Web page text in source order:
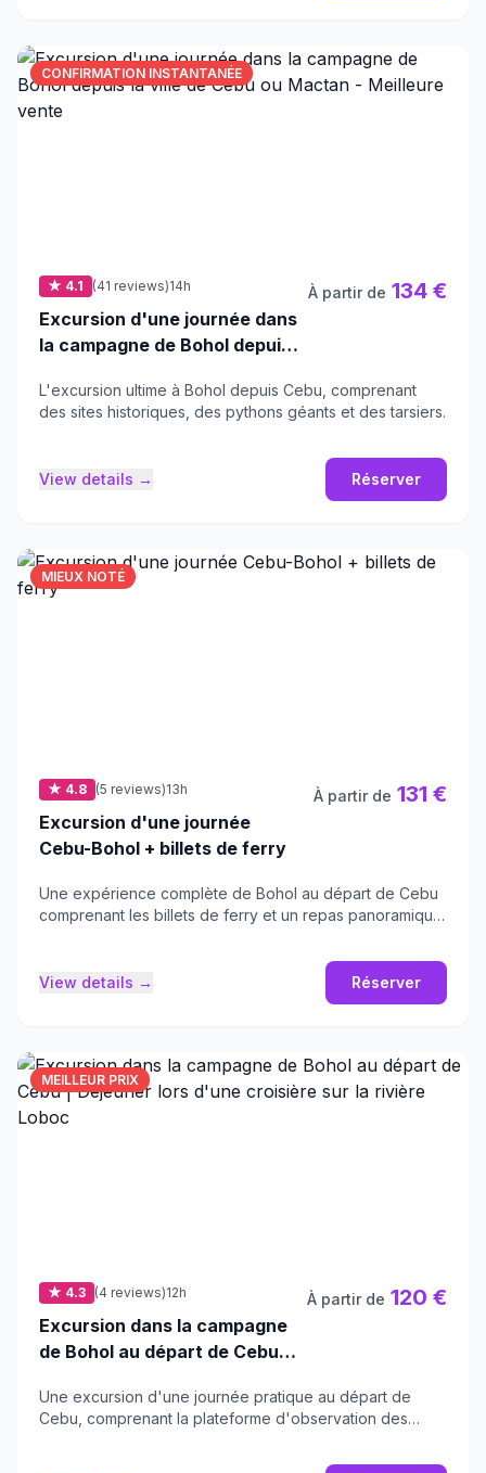
CONFIRMATION INSTANTANÉE
★ 4.1 (41 reviews)14h
Excursion d'une journée dans
la campagne de Bohol depuis
Meilleure vente
À partir de 134 €
L'excursion ultime à Bohol depuis Cebu, comprenant
des sites historiques, des pythons géants et des tarsiers.
View details → Réserver
MIEUX NOTÉ
★ 4.8 (5 reviews)13h
Excursion d'une journée
Cebu-Bohol + billets de ferry
À partir de 131 €
Une expérience complète de Bohol au départ de Cebu
comprenant les billets de ferry et un repas panoramique
View details → Réserver
MEILLEUR PRIX
★ 4.3 (4 reviews)12h
Excursion dans la campagne
de Bohol au départ de Cebu |
sur la rivière Loboc
À partir de 120 €
Une excursion d'une journée pratique au départ de
Cebu, comprenant la plateforme d'observation des